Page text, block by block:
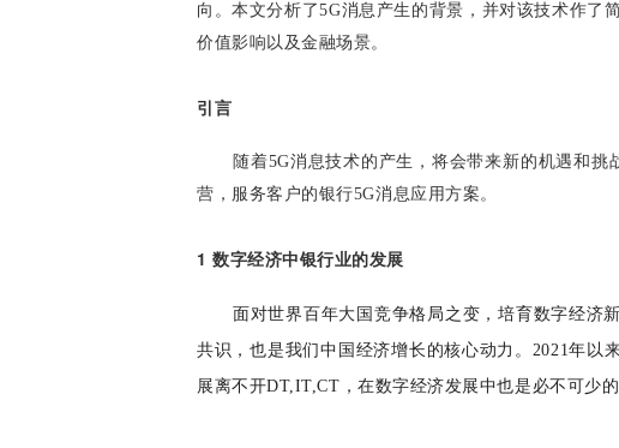
向。本文分析了5G消息产生的背景，并对该技术作了
价值影响以及金融场景。
引言
随着5G消息技术的产生，将会带来新的机遇和
营，服务客户的银行5G消息应用方案。
1 数字经济中银行业的发展
面对世界百年大国竞争格局之变，培育数字经济
共识，也是我们中国经济增长的核心动力。2021年以
展离不开DT,IT,CT，在数字经济发展中也是必不可少的